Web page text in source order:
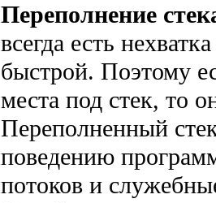
Переполнение
всегда есть
быстрой. Поэтому
места под стек, то
Переполненный
поведению
потоков и